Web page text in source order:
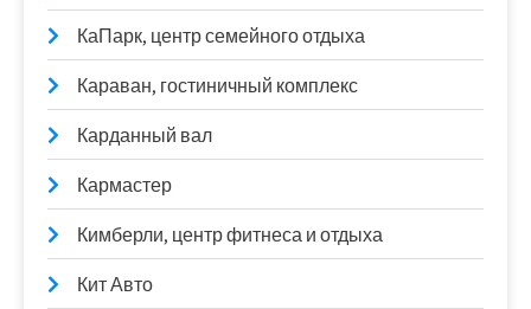
КаПарк, центр семейного отдыха
Караван, гостиничный комплекс
Карданный вал
Кармастер
Кимберли, центр фитнеса и отдыха
Кит Авто